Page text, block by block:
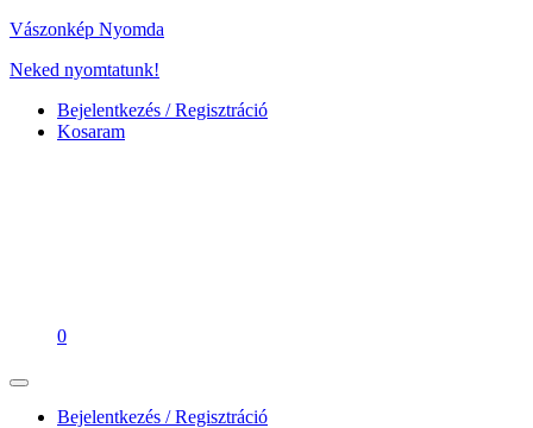
Vászonkép Nyomda
Neked nyomtatunk!
Bejelentkezés / Regisztráció
Kosaram
0
Bejelentkezés / Regisztráció